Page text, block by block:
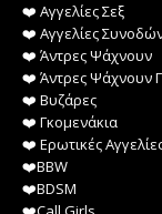
❤️️ Αγγελίες Σεξ
❤️️ Αγγελίες
❤️️ Άντρες Ψάχνουν
❤️️ Άντρες Ψάχνουν
❤️️ Βυζάρες
❤️️ Γκομενάκια
❤️️ Ερωτικές
❤️️BBW
❤️️BDSM